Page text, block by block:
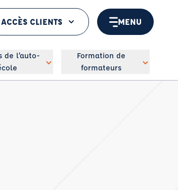
ACCÈS CLIENTS MENU
de l’auto-
Formation de
formateurs